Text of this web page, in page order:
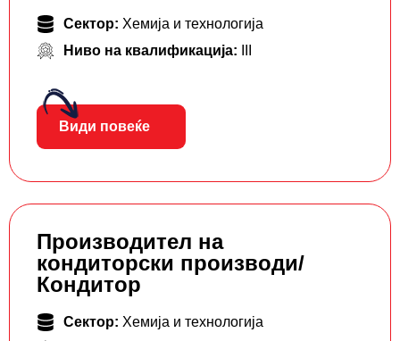
Сектор: Хемија и технологија
Ниво на квалификација:
Види повеќе
Производител на
кондиторски производи/
Кондитор
Сектор: Хемија и технологија